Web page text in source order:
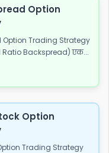
Option
Trading Strategy
Ratio Backspread) एक...
Option
Trading Strategy